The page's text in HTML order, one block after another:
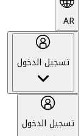
AR
تسجيل الدخول
تسجيل الدخول